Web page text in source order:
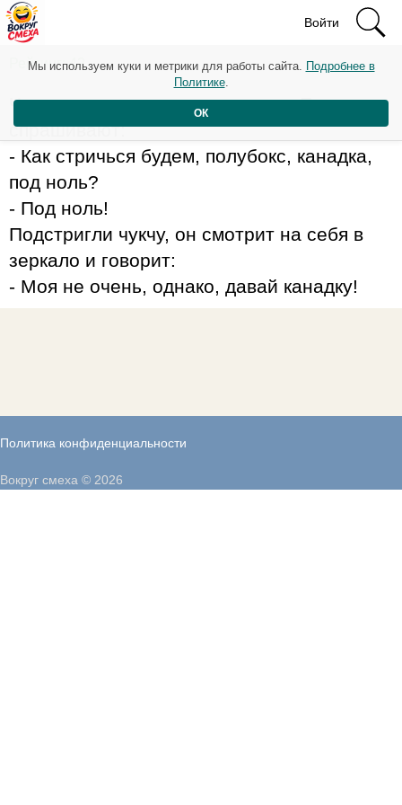
Войти
Рейтинг: 42
Чукча зашел в парикмахерскую. Его
спрашивают:
- Как стричься будем, полубокс, канадка,
под ноль?
- Под ноль!
Подстригли чукчу, он смотрит на себя в
зеркало и говорит:
- Моя не очень, однако, давай канадку!
Политика конфиденциальности
Мы используем куки и метрики для работы сайта. Подробнее в
Политике.
ОК
Вокруг смеха © 2026